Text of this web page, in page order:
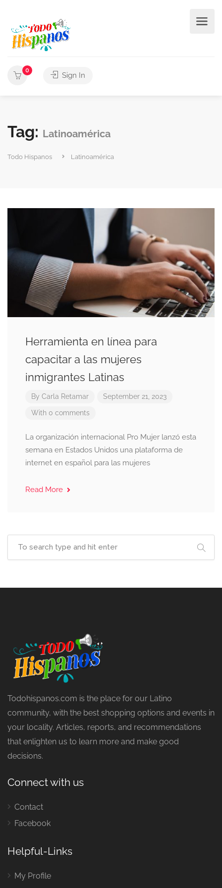
0
Sign In
Tag: Latinoamérica
Todo Hispanos Latinoamérica
Herramienta en línea para
capacitar a las mujeres
inmigrantes Latinas
By Carla Retamar September 21, 2023
With 0 comments
La organización internacional Pro Mujer lanzó esta
semana en Estados Unidos una plataforma de
internet en español para las mujeres
Read More
Todohispanos.com is the place for our Latino
community, with the best shopping options and events in
your locality. Articles, reports, and recommendations
that enlighten us to learn more and make good
decisions.
Connect with us
Contact
Facebook
Helpful-Links
My Profile